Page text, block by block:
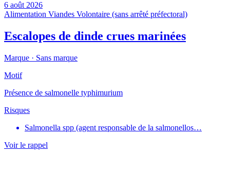
6 août 2026
Alimentation Viandes Volontaire (sans arrêté préfectoral)
Escalopes de dinde crues marinées
Marque · Sans marque
Motif
Présence de salmonelle typhimurium
Risques
Salmonella spp (agent responsable de la salmonellos…
Voir le rappel